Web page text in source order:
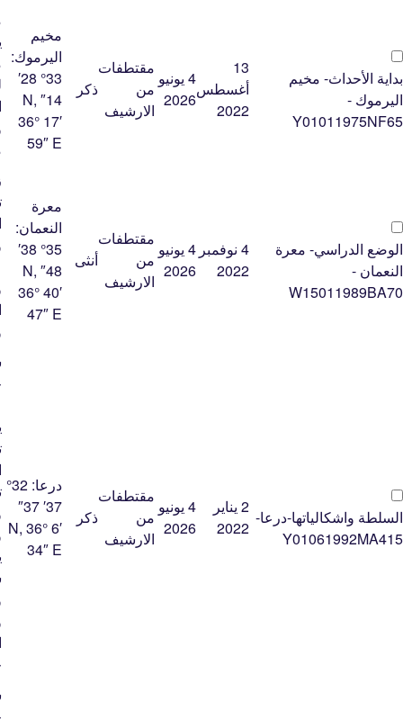
بداية الأحداث- مخيم
اليرموك -
Y01011975NF65
13
أغسطس
2022
4 يونيو
2026
مقتطفات
من
الارشيف
ذكر
مخيم
اليرموك:
33° 28′
14″ N,
36° 17′
59″ E
الوضع الدراسي- معرة
النعمان -
W15011989BA70
4 نوفمبر
2022
4 يونيو
2026
مقتطفات
من
الارشيف
أنثى
معرة
النعمان:
35° 38′
48″ N,
36° 40′
47″ E
السلطة واشكالياتها-درعا-
Y01061992MA415
2 يناير
2022
4 يونيو
2026
مقتطفات
من
الارشيف
ذكر
درعا:
32°
37′ 37″
N, 36° 6′
34″ E